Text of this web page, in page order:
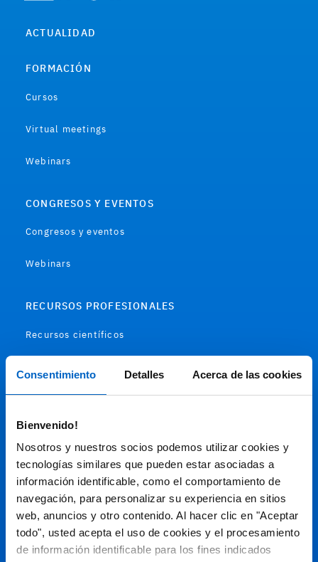
Consentimiento Detalles Acerca de las cookies
Bienvenido!
Nosotros y nuestros socios podemos utilizar cookies y
tecnologías similares que pueden estar asociadas a
información identificable, como el comportamiento de
navegación, para personalizar su experiencia en sitios
web, anuncios y otro contenido. Al hacer clic en "Aceptar
todo", usted acepta el uso de cookies y el procesamiento
de información identificable para los fines indicados
ACTUALIDAD
FORMACIÓN
Cursos
Virtual meetings
Webinars
CONGRESOS Y EVENTOS
Congresos y eventos
Webinars
RECURSOS PROFESIONALES
Recursos científicos
Audiovisual
Espacio de Información Médica
Este sitio web está orientado a profesionales sanitarios de
España.
SC-ES-CP-00099, SC-ES-CP-00101, SC-ES-AMG145-00103, SC-
ES-CP-00064, SC-ES-CP-00007, SC-ES-CP-00100, SC-ES-
AMG145-00544